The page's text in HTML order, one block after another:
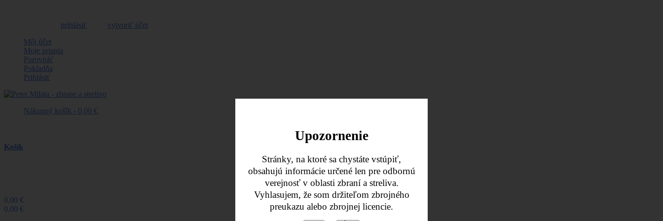
Upozornenie
Stránky, na ktoré sa chystáte vstúpiť,
obsahujú informácie určené len pre odbornú
verejnosť v oblasti zbraní a streliva.
Vyhlasujem, že som držiteľom zbrojného
preukazu alebo zbrojnej licencie.
prihlásiť
vytvoriť účet
Môj účet
Moje priania
Porovnáť
Pokladňa
Prihlásiť
Nákupný košík - 0,00 €
Košík
0,00 €
0,00 €